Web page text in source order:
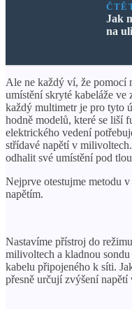
Jak
na
Ale ne každý ví, že pomocí
umístění skryté kabeláže ve
každý multimetr je pro tyto
hodně modelů, které se liší
elektrického vedení
střídavé napětí v
odhalit své umístění pod
Nejprve otestujme metodu
napětím.
Nastavíme přístroj do
milivoltech a kladnou
kabelu připojeného k síti.
přesně určují zvýšení